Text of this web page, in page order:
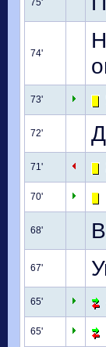
75'
74'
73'
72'
71'
70'
68'
67'
65'
65'